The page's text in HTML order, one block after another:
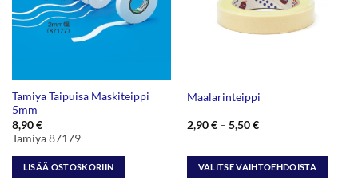
Tamiya Taipuisa Maskiteippi
5mm
8,90€
Tamiya 87179
LISÄÄ OSTOSKORIIN
Maalarinteippi
2,90€ – 5,50€Hintaluokka:
5,50 €
VALITSE VAIHTOEHDOISTA